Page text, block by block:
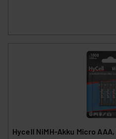
Hycell NiMH-Akku Micro